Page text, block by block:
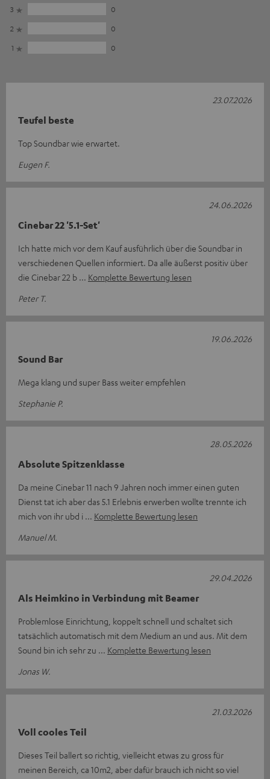
3
0
2
0
1
0
Teufel beste
Top Soundbar wie erwartet.
Eugen F.
23.07.2026
Cinebar 22 '5.1-Set'
Ich hatte mich vor dem Kauf ausführlich über die Soundbar in
verschiedenen Quellen informiert. Da alle äußerst positiv über
die Cinebar 22 b
Komplette Bewertung lesen
Peter T.
24.06.2026
Sound Bar
Mega klang und super Bass weiter empfehlen
Stephanie P.
19.06.2026
Absolute Spitzenklasse
Da meine Cinebar 11 nach 9 Jahren noch immer einen guten
Dienst tat ich aber das 5.1 Erlebnis erwerben wollte trennte ich
mich von ihr ubd i
Komplette Bewertung lesen
Manuel M.
28.05.2026
Als Heimkino in Verbindung mit Beamer
Problemlose Einrichtung, koppelt schnell und schaltet sich
tatsächlich automatisch mit dem Medium an und aus. Mit dem
Sound bin ich sehr zu
Komplette Bewertung lesen
Jonas W.
29.04.2026
Voll cooles Teil
Dieses Teil ballert so richtig, vielleicht etwas zu gross für
meinen Bereich, ca 10m2, aber dafür brauch ich nicht so viel
21.03.2026